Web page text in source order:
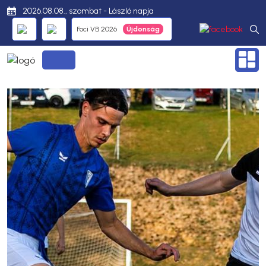
2026.08.08., szombat - László napja
Foci VB 2026